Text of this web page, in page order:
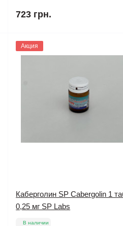
723 грн.
Акция
Каберголин SP Cabergolin 1
0,25 мг SP Labs
В наличии